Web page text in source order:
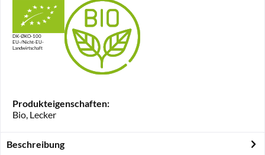
DK-ØKO-100
EU-/Nicht-EU-
Landwirtschaft
Produkteigenschaften:
Bio, Lecker
Beschreibung